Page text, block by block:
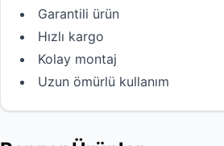
Garantili ürün
Hızlı kargo
Kolay montaj
Uzun ömürlü kullanım